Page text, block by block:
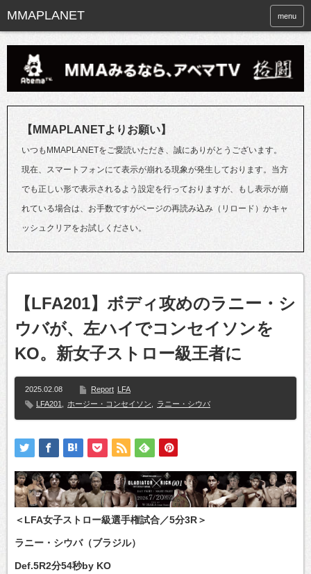
menu
【MMAPLANETよりお願い】
いつもMMAPLANETをご愛読いただき、誠にありがとうございます。
現在、スマートフォンにて表示が崩れる現象が発生しております。当方
でも正しい形で表示されるよう設定を行っておりますが、もし表示が崩
れている場合は、お手数ですがページの再読み込み（リロード）かキャ
ッシュクリアをお試しください。
【LFA201】ボディ攻めのラニー・シ
ウバが、左ハイでコンセイソンを
KO。新女子ストロー級王者に
2025.02.08 Report LFA
LFA201
ホージー・コンセイソン ラニー・シウバ
＜LFA女子ストロー級選手権試合／5分3R＞
ラニー・シウバ（ブラジル）
Def.5R2分54秒by KO